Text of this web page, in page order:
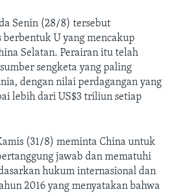
Senin (28/8) tersebut
U yang mencakup
Selatan. Perairan itu telah
sengketa yang paling
dengan nilai perdagangan yang
lebih dari US$3 triliun setiap
(31/8) meminta China untuk
jawab dan mematuhi
hukum internasional dan
2016 yang menyatakan bahwa